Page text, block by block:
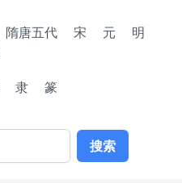
隋唐五代 宋 元
明
隶 篆
搜索